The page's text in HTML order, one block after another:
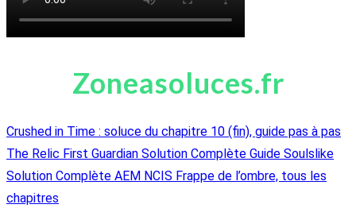
Zoneasoluces.fr
Crushed in Time : soluce du chapitre 10 (fin), guide pas à pas
The Relic First Guardian Solution Complète Guide Soulslike
Solution Complète AEM NCIS Frappe de l’ombre, tous les
chapitres